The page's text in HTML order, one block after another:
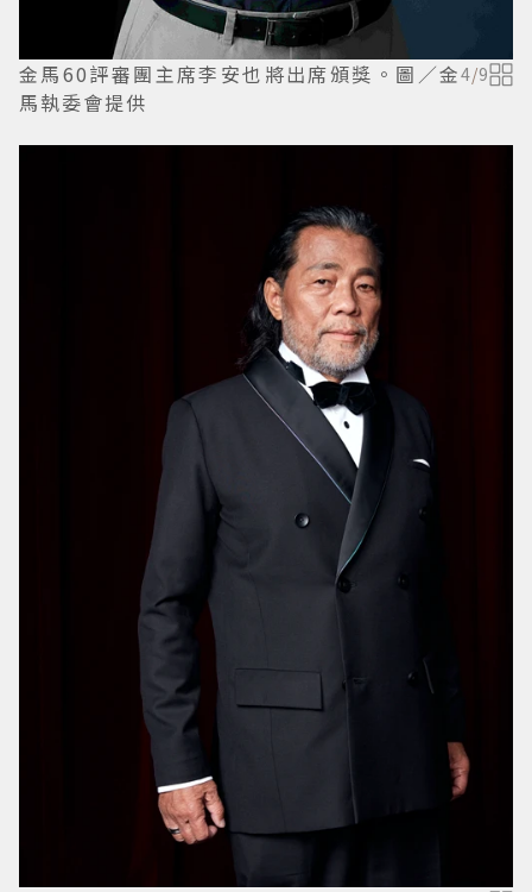
金馬60評審團主席李安也將出席頒獎。圖／金
馬執委會提供
4/9